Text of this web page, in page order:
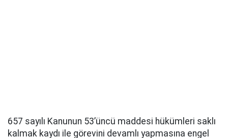
657 sayılı Kanunun 53’üncü maddesi hükümleri saklı
kalmak kaydı ile görevini devamlı yapmasına engel